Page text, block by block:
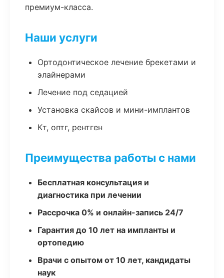
премиум-класса.
Наши услуги
Ортодонтическое лечение брекетами и
элайнерами
Лечение под седацией
Установка скайсов и мини-имплантов
Кт, оптг, рентген
Преимущества работы с нами
Бесплатная консультация и
диагностика при лечении
Рассрочка 0% и онлайн-запись 24/7
Гарантия до 10 лет на импланты и
ортопедию
Врачи с опытом от 10 лет, кандидаты
наук